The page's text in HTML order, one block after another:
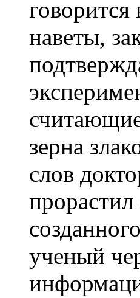
наветы,
зерна
слов
ученый